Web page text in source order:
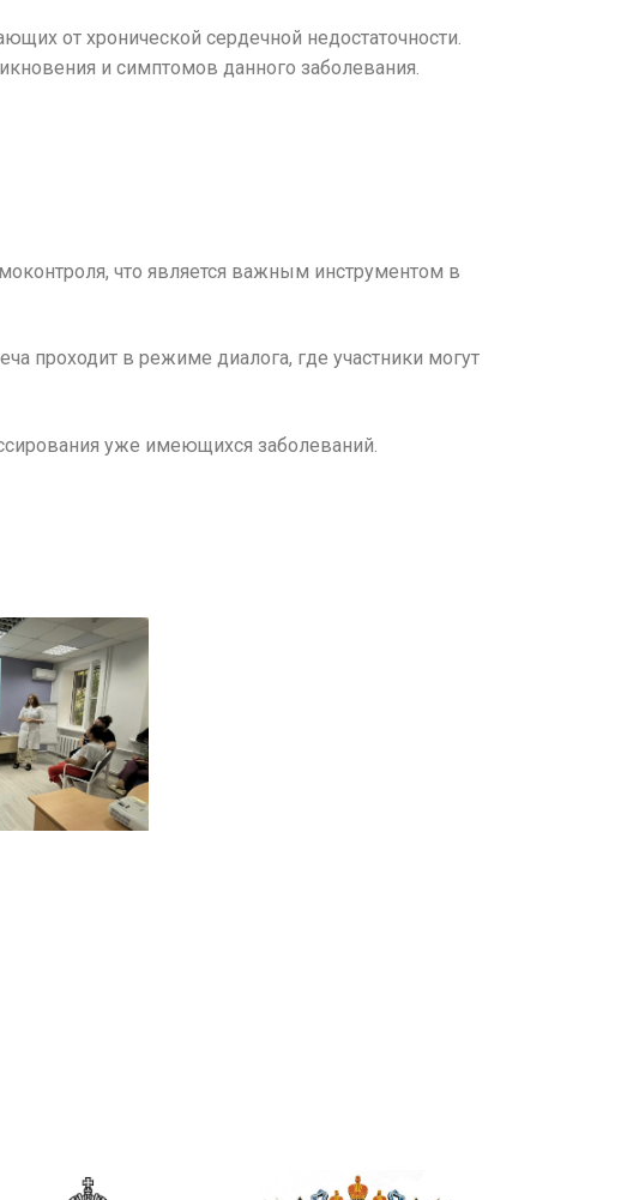
от хронической сердечной недостаточности.
и симптомов данного заболевания.
что является важным инструментом в
проходит в режиме диалога, где участники могут
уже имеющихся заболеваний.